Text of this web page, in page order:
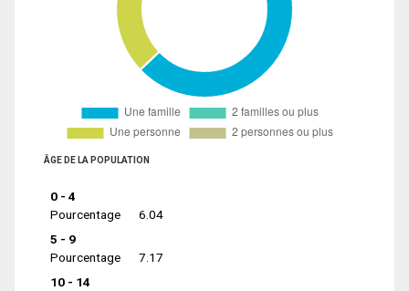
ÂGE DE LA POPULATION
0 - 4
Pourcentage
6.04
5 - 9
Pourcentage
7.17
10 - 14